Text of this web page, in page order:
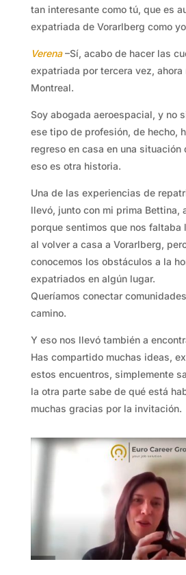
tan interesante como tú, que es
expatriada de Vorarlberg como
Verena –Sí, acabo de hacer las
expatriada por tercera vez, ahora
Montreal.
Soy abogada aeroespacial, y no
ese tipo de profesión, de hecho,
regreso en casa en una situación
eso es otra historia.
Una de las experiencias de
llevó, junto con mi prima Bettina,
porque sentimos que nos faltaba
al volver a casa a Vorarlberg,
conocemos los obstáculos a la
expatriados en algún lugar.
Queríamos conectar
camino.
Y eso nos llevó también a
Has compartido muchas ideas,
estos encuentros, simplemente
la otra parte sabe de qué está
muchas gracias por la invitación.